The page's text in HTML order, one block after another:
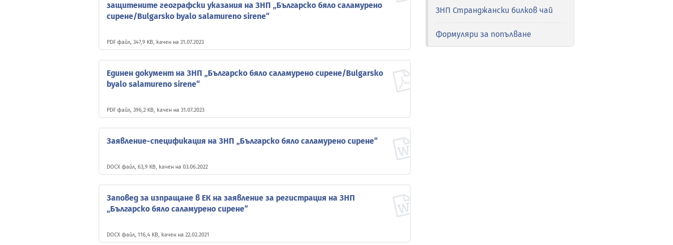
защитените географски указания на ЗНП „Българско бяло саламурено
сирене/Bulgarsko byalo salamureno sirene“
PDF файл, 347,9 KB, качен на 31.07.2023
Единен документ на ЗНП „Българско бяло саламурено сирене/Bulgarsko
byalo salamureno sirene“
PDF файл, 396,2 KB, качен на 31.07.2023
Заявление-спецификация на ЗНП „Българско бяло саламурено сирене“
DOCX файл, 63,9 KB, качен на 03.06.2022
Заповед за изпращане в ЕК на заявление за регистрация на ЗНП
„Българско бяло саламурено сирене“
DOCX файл, 116,4 KB, качен на 22.02.2021
ЗНП Странджански билков чай
Формуляри за попълване